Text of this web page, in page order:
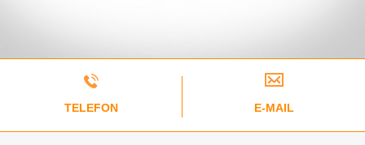
TELEFON E-MAIL